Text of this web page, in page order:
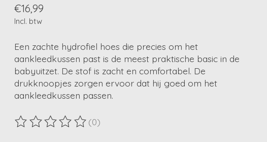
€16,99
Incl. btw
Een zachte hydrofiel hoes die precies om het
aankleedkussen past is de meest praktische basic in de
babyuitzet. De stof is zacht en comfortabel. De
drukknoopjes zorgen ervoor dat hij goed om het
aankleedkussen passen.
De beoordeling van dit product is
(0)